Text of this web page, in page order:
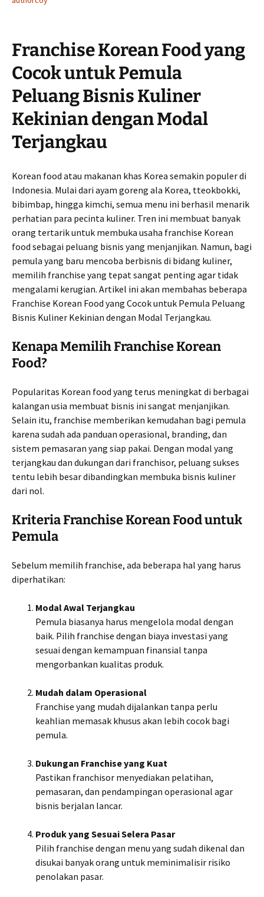
Franchise Korean Food yang
Cocok untuk Pemula
Peluang Bisnis Kuliner
Kekinian dengan Modal
Terjangkau
Korean food atau makanan khas Korea semakin populer di
Indonesia. Mulai dari ayam goreng ala Korea, tteokbokki,
bibimbap, hingga kimchi, semua menu ini berhasil menarik
perhatian para pecinta kuliner. Tren ini membuat banyak
orang tertarik untuk membuka usaha franchise Korean
food sebagai peluang bisnis yang menjanjikan. Namun, bagi
pemula yang baru mencoba berbisnis di bidang kuliner,
memilih franchise yang tepat sangat penting agar tidak
mengalami kerugian. Artikel ini akan membahas beberapa
Franchise Korean Food yang Cocok untuk Pemula Peluang
Bisnis Kuliner Kekinian dengan Modal Terjangkau.
Kenapa Memilih Franchise Korean
Food?
Popularitas Korean food yang terus meningkat di berbagai
kalangan usia membuat bisnis ini sangat menjanjikan.
Selain itu, franchise memberikan kemudahan bagi pemula
karena sudah ada panduan operasional, branding, dan
sistem pemasaran yang siap pakai. Dengan modal yang
terjangkau dan dukungan dari franchisor, peluang sukses
tentu lebih besar dibandingkan membuka bisnis kuliner
dari nol.
Kriteria Franchise Korean Food untuk
Pemula
Sebelum memilih franchise, ada beberapa hal yang harus
diperhatikan:
Modal Awal Terjangkau
Pemula biasanya harus mengelola modal dengan
baik. Pilih franchise dengan biaya investasi yang
sesuai dengan kemampuan finansial tanpa
mengorbankan kualitas produk.
Mudah dalam Operasional
Franchise yang mudah dijalankan tanpa perlu
keahlian memasak khusus akan lebih cocok bagi
pemula.
Dukungan Franchise yang Kuat
Pastikan franchisor menyediakan pelatihan,
pemasaran, dan pendampingan operasional agar
bisnis berjalan lancar.
Produk yang Sesuai Selera Pasar
Pilih franchise dengan menu yang sudah dikenal dan
disukai banyak orang untuk meminimalisir risiko
penolakan pasar.